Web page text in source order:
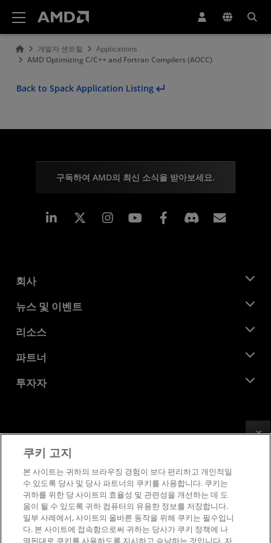
개발자 센트럴
Applications
AMD Optimizing C/C++ and Fortran Compilers (AOCC)
Back to Spack Application Listing
구독하여 AMD의 최신 소식을 받아보세요.
Linkedin Instagram Facebook
회사
AMD 소개
기업의 사회적 책임
채용
문의하기
뉴스 및 이벤트
뉴스룸
미디어 라이브러리
리소스
개발자 센트럴
사례 연구
파트너
AMD 파트너 허브
투자자
이사위원회
거버넌스 문서
SEC 신고서
상표
공급망 투명성
공정 및 공개 경쟁
영국 세금 전략
쿠키 정책
쿠키 고지
본 사이트는 귀하의 브라우징 경험이 보다 편리하고 개인적일
수 있도록 당사 및 당사 파트너의 쿠키를 사용합니다. 쿠키는
귀하를 위한 당 사이트의 효율성 및 관련성을 개선하는 데 도
움이 될 수 있도록 귀하 컴퓨터의 유용한 정보를 저장합니다.
일부 사례에서, 사이트의 올바른 동작을 위해 쿠키는 필수입니
다. 본 사이트에 접속함으로써 귀하는 당사가 쿠키 정책에 나
열된대로 쿠키를 사용하도록 지시하고 승낙하는 것입니다. 자